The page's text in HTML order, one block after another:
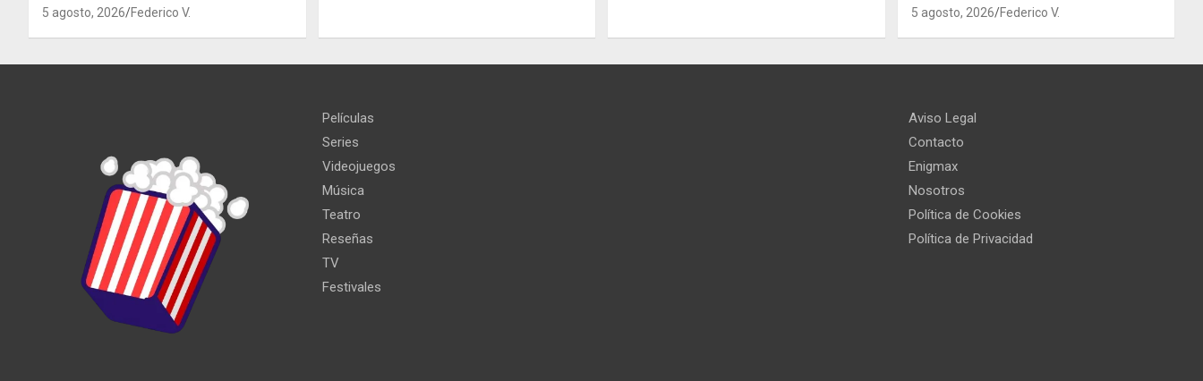
5 agosto, 2026 Federico V. 5 agosto, 2026 Federico V.
Películas
Series
Videojuegos
Música
Teatro
Reseñas
TV
Festivales
Aviso Legal
Contacto
Enigmax
Nosotros
Política de Cookies
Política de Privacidad